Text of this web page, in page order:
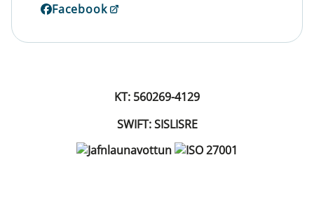
Facebook
KT: 560269-4129
SWIFT: SISLISRE